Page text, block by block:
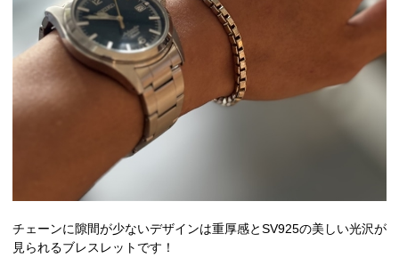
チェーンに隙間が少ないデザインは重厚感とSV925の美しい光沢が
見られるブレスレットです！